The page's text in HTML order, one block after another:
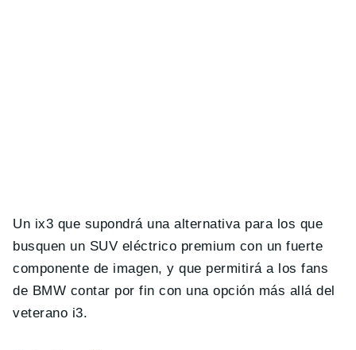
Un ix3 que supondrá una alternativa para los que
busquen un SUV eléctrico premium con un fuerte
componente de imagen, y que permitirá a los fans
de BMW contar por fin con una opción más allá del
veterano i3.